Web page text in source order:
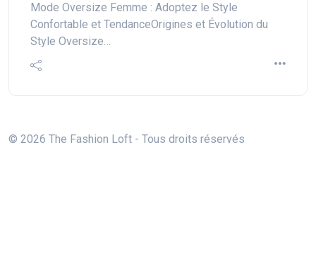
Mode Oversize Femme : Adoptez le Style
Confortable et TendanceOrigines et Évolution du
Style Oversize…
© 2026 The Fashion Loft - Tous droits réservés